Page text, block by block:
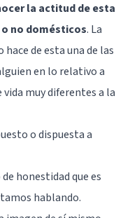
la actitud de esta
no domésticos. La
de esta una de las
en lo relativo a
muy diferentes a la
o dispuesta a
honestidad que es
hablando.